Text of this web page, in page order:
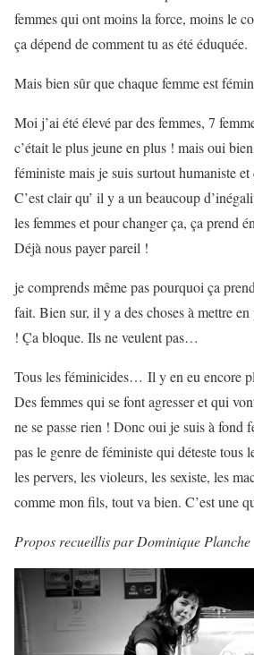
femmes qui ont moins la force, moins le
ça dépend de comment tu as été éduquée.
Mais bien sûr que chaque femme est
Moi j’ai été élevé par des femmes, 7
c’était le plus jeune en plus ! mais oui
féministe mais je suis surtout humaniste
C’est clair qu’ il y a un beaucoup
les femmes et pour changer ça, ça prend
Déjà nous payer pareil !
je comprends même pas pourquoi ça
fait. Bien sur, il y a des choses à mettre
! Ça bloque. Ils ne veulent pas…
Tous les féminicides… Il y en eu encore
Des femmes qui se font agresser et qui
ne se passe rien ! Donc oui je suis à fond
pas le genre de féministe qui déteste tous
les pervers, les violeurs, les sexiste, les
comme mon fils, tout va bien. C’est une
Propos recueillis par Dominique Planche